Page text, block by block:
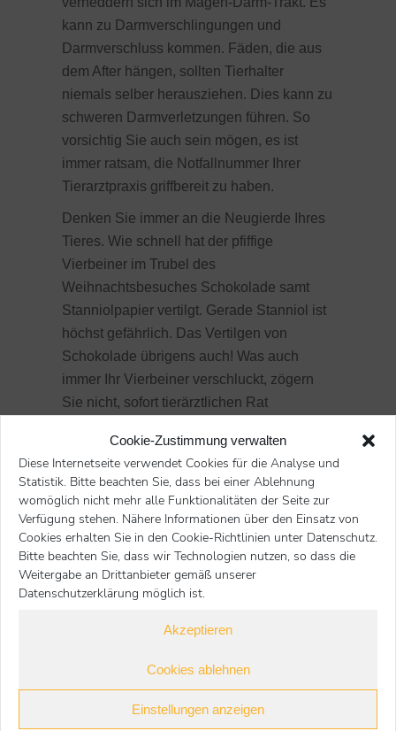
Cookie-Zustimmung verwalten
Diese Internetseite verwendet Cookies für die Analyse und
Statistik. Bitte beachten Sie, dass bei einer Ablehnung
womöglich nicht mehr alle Funktionalitäten der Seite zur
Verfügung stehen. Nähere Informationen über den Einsatz von
Cookies erhalten Sie in den Cookie-Richtlinien unter Datenschutz.
Bitte beachten Sie, dass wir Technologien nutzen, so dass die
Weitergabe an Drittanbieter gemäß unserer
Datenschutzerklärung möglich ist.
Akzeptieren
Cookies ablehnen
Einstellungen anzeigen
kann zu Darmverschlingungen und
Darmverschluss kommen. Fäden, die aus
dem After hängen, sollten Tierhalter
niemals selber herausziehen. Dies kann zu
schweren Darmverletzungen führen. So
vorsichtig Sie auch sein mögen, es ist
immer ratsam, die Notfallnummer Ihrer
Tierarztpraxis griffbereit zu haben.
Denken Sie immer an die Neugierde Ihres
Tieres. Wie schnell hat der pfiffige
Vierbeiner im Trubel des
Weihnachtsbesuches Schokolade samt
Stanniolpapier vertilgt. Gerade Stanniol ist
höchst gefährlich. Das Vertilgen von
Schokolade übrigens auch! Was auch
immer Ihr Vierbeiner verschluckt, zögern
Sie nicht, sofort tierärztlichen Rat
Heiße Platten oder erhitzte Flüssigkeiten
sollten Sie nie unbeaufsichtigt stehen
lassen. Bei lokalen Verbrennungen Ihres
Hundes halten Sie sofort die betroffene
Körperstelle ca. 10 bis 15 Minuten unter
fließend-kaltes Wasser. Trocknen Sie die
Wunde mit einem gebügelten (keimarmen)
Watte. Eisbeutel und Kühlakku wickeln Sie
in ein Tuch, denn bei direktem Hautkontakt
besteht die Gefahr, die Haut zu
unterkühlen. Reiben Sie nichts auf die